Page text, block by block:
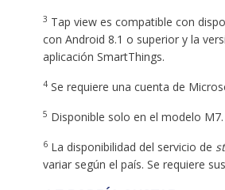
3 Tap view es compatible con
con Android 8.1 o superior y la
aplicación SmartThings.
4Se requiere una cuenta de
5 Disponible solo en el modelo M7.
6La disponibilidad del servicio de
variar según el país. Se requiere